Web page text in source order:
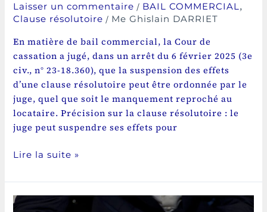
Laisser un commentaire / BAIL COMMERCIAL,
Clause résolutoire / Me Ghislain DARRIET
En matière de bail commercial, la Cour de
cassation a jugé, dans un arrêt du 6 février 2025 (3e
civ., n° 23-18.360), que la suspension des effets
d’une clause résolutoire peut être ordonnée par le
juge, quel que soit le manquement reproché au
locataire. Précision sur la clause résolutoire : le
juge peut suspendre ses effets pour
Lire la suite »
Faculté